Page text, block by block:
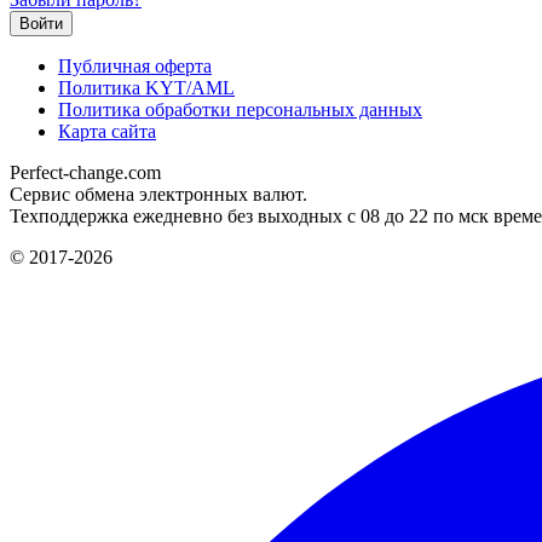
Публичная оферта
Политика KYT/AML
Политика обработки персональных данных
Карта сайта
Perfect-change.com
Сервис обмена электронных валют.
Техподдержка ежедневно без выходных с 08 до 22 по мск
© 2017-2026